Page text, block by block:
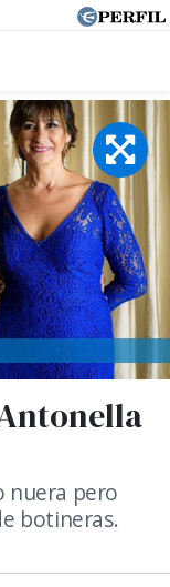
nuera pero
botineras.